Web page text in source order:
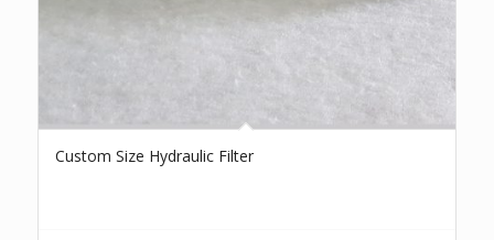
Custom Size Hydraulic Filter